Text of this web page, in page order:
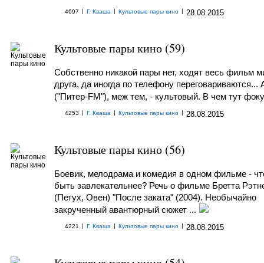
4697 | Г. Кваша | Культовые пары кино | 28.08.2015
Культовые пары кино (59)
Собственно никакой пары нет, ходят весь фильм
друга, да иногда по телефону
("Питер-FM"), меж тем, - культовый. В чем тут
4253 | Г. Кваша | Культовые пары кино | 28.08.2015
Культовые пары кино (56)
Боевик, мелодрама и комедия в одном фильме -
быть завлекательнее? Речь о фильме Бретта
(Петух, Овен) "После заката" (2004). Необычайно
закрученный авантюрный сюжет ...
4221 | Г. Кваша | Культовые пары кино | 28.08.2015